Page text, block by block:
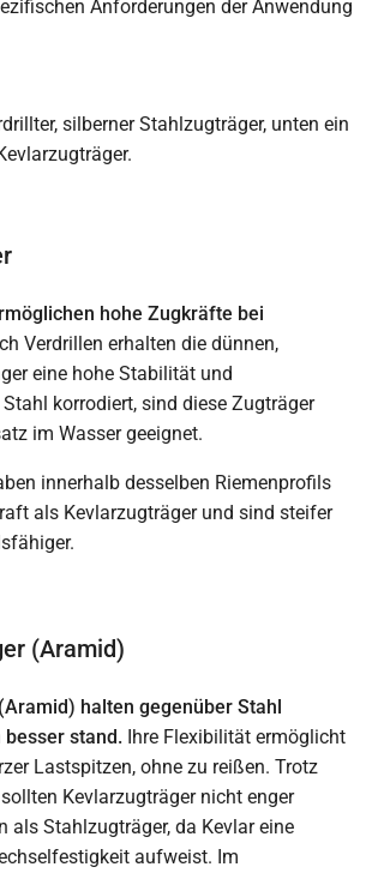
Anforderungen der Anwendung
hohe Zugkräfte bei
Verdrillen erhalten die dünnen,
eine hohe Stabilität und
korrodiert, sind diese Zugträger
im Wasser geeignet.
innerhalb desselben Riemenprofils
als Kevlarzugträger und sind steifer
(Aramid)
halten gegenüber Stahl
stand. Ihre Flexibilität ermöglicht
Lastspitzen, ohne zu reißen. Trotz
Kevlarzugträger nicht enger
als Stahlzugträger, da Kevlar eine
aufweist. Im